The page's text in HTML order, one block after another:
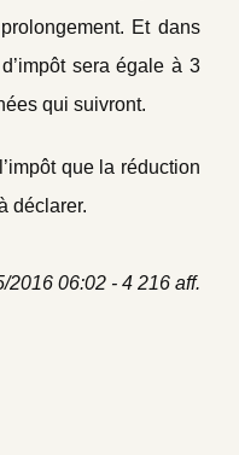
Et dans
sera égale à 3
qui suivront.
que la réduction
déclarer.
2016 06:02 - 4 216 aff.